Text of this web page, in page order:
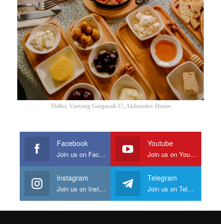
Tbilisi, Vaxtang Gorgasali 17, Akhundov House
Facebook
Join us on Facebook
Youtube
Join us on Youtube
Instagram
Join us on Instagram
Telegram
Join us on Telegram